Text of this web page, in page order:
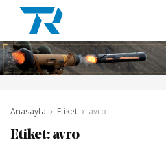
Anasayfa Etiket avro
Etiket: avro